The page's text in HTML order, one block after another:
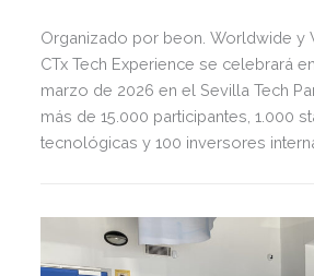
Organizado por beon. Worldwide y
CTx Tech Experience se celebrará
marzo de 2026 en el Sevilla Tech
más de 15.000 participantes, 1.000
tecnológicas y 100 inversores